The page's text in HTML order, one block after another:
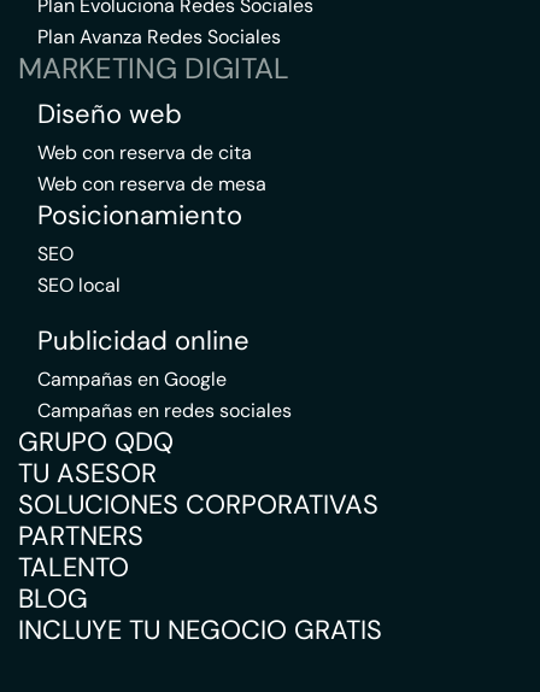
Plan Evoluciona Redes Sociales
Plan Avanza Redes Sociales
MARKETING DIGITAL
Diseño web
Web con reserva de cita
Web con reserva de mesa
Posicionamiento
SEO
SEO local
Publicidad online
Campañas en Google
Campañas en redes sociales
GRUPO QDQ
TU ASESOR
SOLUCIONES CORPORATIVAS
PARTNERS
TALENTO
BLOG
INCLUYE TU NEGOCIO GRATIS